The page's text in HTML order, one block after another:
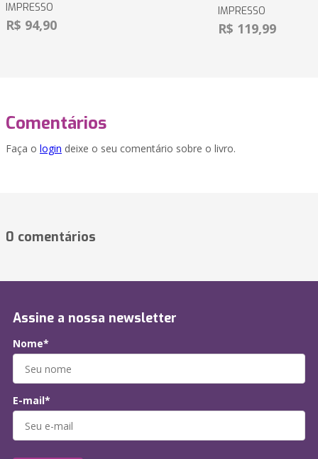
IMPRESSO
R$ 94,90
IMPRESSO
R$ 119,99
Comentários
Faça o login deixe o seu comentário sobre o livro.
0 comentários
Assine a nossa newsletter
Nome*
E-mail*